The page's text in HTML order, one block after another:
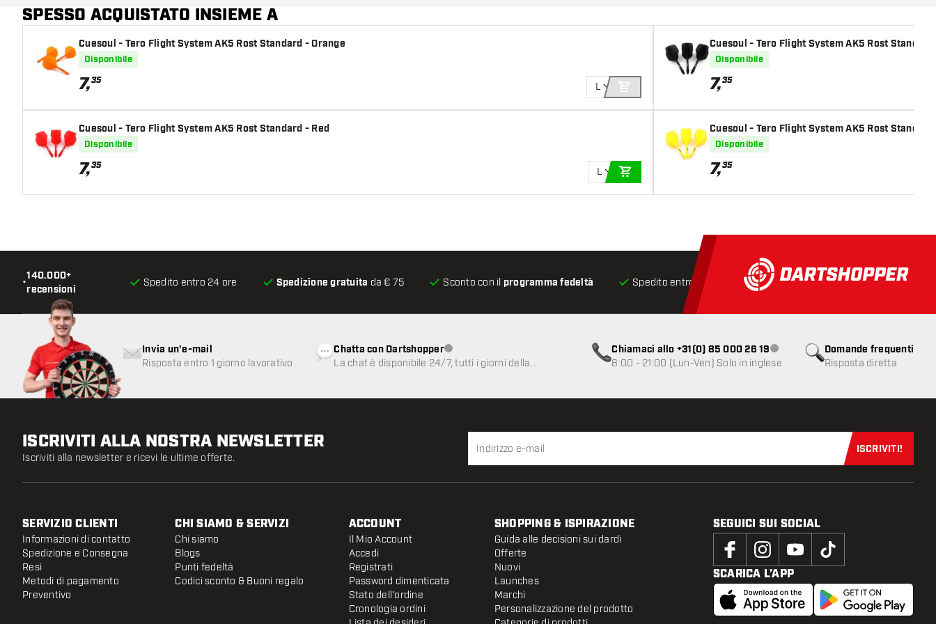
Colore principale
SPESSO ACQUISTATO INSIEME A
Cuesoul - Tero Flight System AK5 Rost Standard - Orange
Disponibile
7,35
L
AGGIUNGI AL CARRELLO
Cuesoul - Tero Flight System AK5 Rost Standard - Red
Disponibile
7,35
L
AGGIUNGI AL CARRELLO
Cuesoul - Tero Flight System AK5 Rost
Disponibile
7,35
Cuesoul - Tero Flight System AK5 Rost
Disponibile
7,35
•
140.000+
recensioni
Spedito entro 24 ore Spedizione gratuita da € 75 Sconto con il programma fedeltà Spedito entro 24 ore Spedizione gratuitada € 75
Domande frequenti
Risposta diretta
Invia un'e-mail
Risposta entro 1 giorno lavorativo
Chatta con DartshopperServizio clienti non disponibile
La chat è disponibile 24/7, tutti i giorni della
Chiamaci allo +31(0) 85 000 26 19Servizio clienti non disponibile
8:00 - 21:00 (Lun-Ven) Solo in inglese
ISCRIVITI ALLA NOSTRA NEWSLETTER
Iscriviti alla newsletter e ricevi le ultime offerte.
Iscriviti
ISCRIVITI!
SERVIZIO CLIENTI
Informazioni di contatto
Spedizione e Consegna
Resi
Metodi di pagamento
Preventivo
CHI SIAMO & SERVIZI
Chi siamo
Blogs
Punti fedeltà
Codici sconto & Buoni regalo
ACCOUNT
Il Mio Account
Accedi
Registrati
Password dimenticata
Stato dell'ordine
Cronologia ordini
SHOPPING & ISPIRAZIONE
Guida alle decisioni sui dardi
Offerte
Nuovi
Launches
Marchi
Personalizzazione del prodotto
SEGUICI SUI SOCIAL
SCARICA L’APP